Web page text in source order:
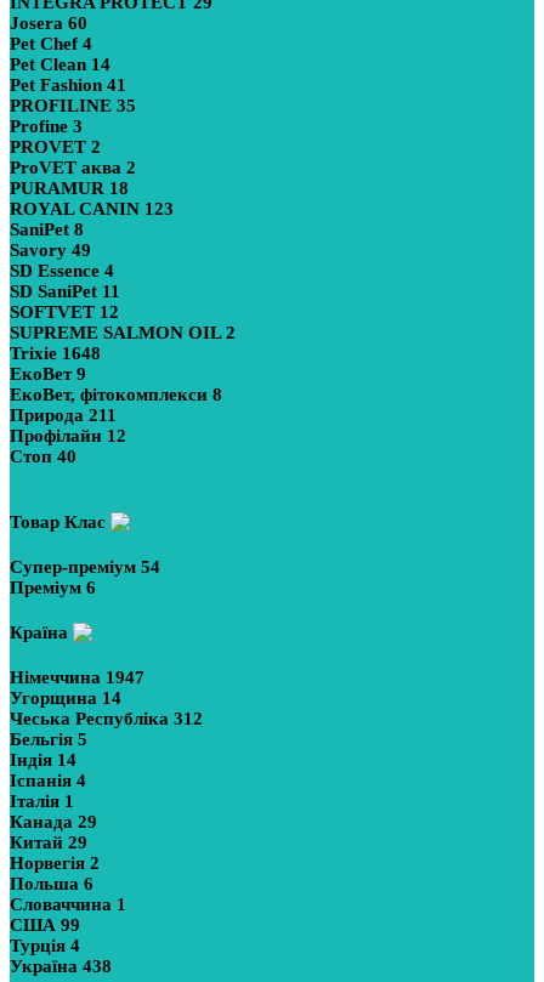
Josera 60
Pet Chef 4
Pet Clean 14
Pet Fashion 41
PROFILINE 35
Profine 3
PROVET 2
ProVET аква 2
PURAMUR 18
ROYAL CANIN 123
SaniPet 8
Savory 49
SD Essence 4
SD SaniPet 11
SOFTVET 12
SUPREME SALMON OIL2
Trixie 1648
ЕкоВет9
ЕкоВет, фітокомплекси 8
Природа 211
Профілайн 12
Стоп 40
Товар Клас
Супер-преміум 54
Преміум 6
Країна
Німеччина 1947
Угорщина 14
Чеська Республіка 312
Бельгія 5
Індія 14
Іспанія 4
Італія 1
Канада 29
Китай 29
Норвегія 2
Польша 6
Словаччина 1
США 99
Турція 4
Україна 438